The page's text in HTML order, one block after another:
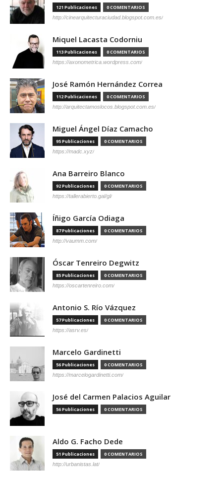
121 Publicaciones 0 COMENTARIOS
http://cinearquitecturaciudad.blogspot.com.es/
Miquel Lacasta Codorniu
113 Publicaciones 0 COMENTARIOS
https://axonometrica.wordpress.com/
José Ramón Hernández Correa
112 Publicaciones 0 COMENTARIOS
http://arquitectamoslocos.blogspot.com.es/
Miguel Ángel Díaz Camacho
95 Publicaciones 0 COMENTARIOS
https://madc.xyz/
Ana Barreiro Blanco
92 Publicaciones 0 COMENTARIOS
https://tallerabierto.gal/gl/
Íñigo García Odiaga
87 Publicaciones 0 COMENTARIOS
http://vaumm.com/
Óscar Tenreiro Degwitz
85 Publicaciones 0 COMENTARIOS
https://oscartenreiro.com/
Antonio S. Río Vázquez
57 Publicaciones 0 COMENTARIOS
https://asrv.es/
Marcelo Gardinetti
56 Publicaciones 0 COMENTARIOS
https://marcelogardinetti.com/
José del Carmen Palacios Aguilar
56 Publicaciones 0 COMENTARIOS
Aldo G. Facho Dede
51 Publicaciones 0 COMENTARIOS
http://urbanistas.lat/